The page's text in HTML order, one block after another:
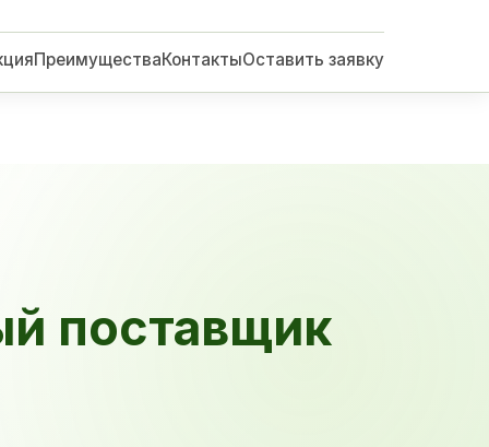
ПреимуществаКонтактыОставить заявку
поставщик